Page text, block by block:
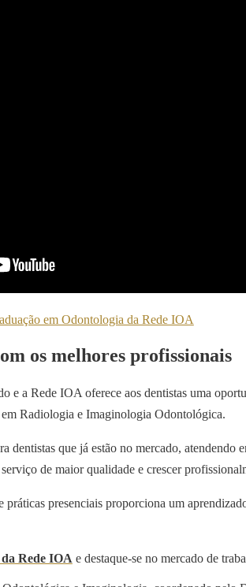
em Odontologia da Rede IOA
os melhores profissionais
e a Rede IOA oferece aos dentistas uma
Radiologia e Imaginologia Odontológica.
dentistas que já estão no mercado, atendendo
de maior qualidade e crescer
práticas presenciais proporciona um
Rede IOA e destaque-se no mercado de